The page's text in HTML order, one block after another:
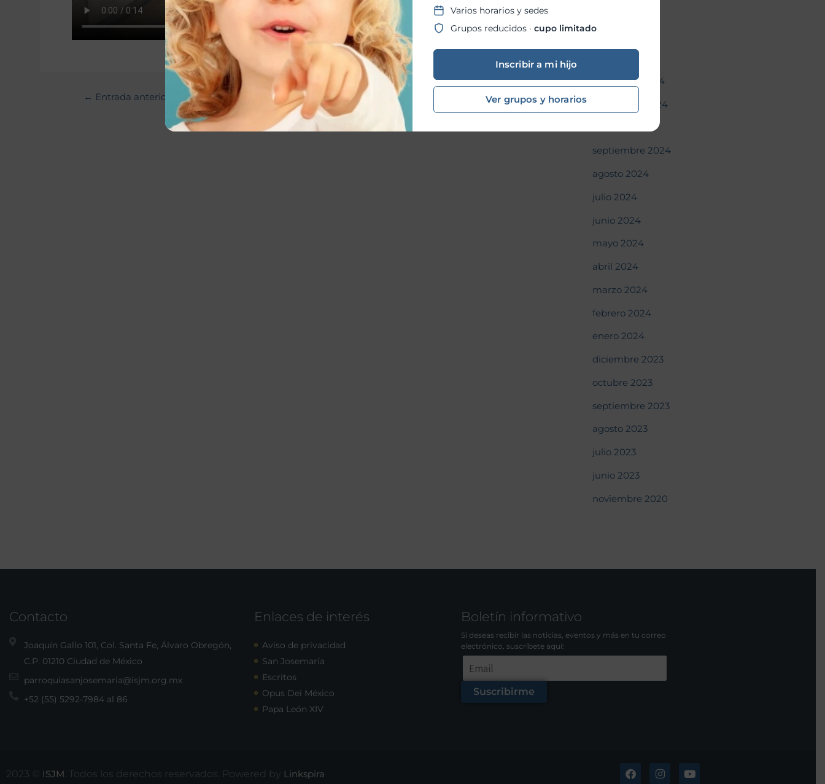
← Entrada anterior Entrada siguiente →
febrero 2025
diciembre 2024
noviembre 2024
septiembre 2024
agosto 2024
julio 2024
junio 2024
mayo 2024
abril 2024
marzo 2024
febrero 2024
enero 2024
diciembre 2023
octubre 2023
septiembre 2023
agosto 2023
julio 2023
junio 2023
noviembre 2020
Contacto
Joaquín Gallo 101, Col. Santa Fe, Álvaro Obregón,
C.P. 01210 Ciudad de México
parroquiasanjosemaria@isjm.org.mx
+52 (55) 5292-7984 al 86
Enlaces de interés
Aviso de privacidad
San Josemaría
Escritos
Opus Dei México
Papa León XIV
Boletín informativo
Si deseas recibir las noticias, eventos y más en tu correo
electrónico, suscríbete aquí:
Suscribirme
2023 © ISJM. Todos los derechos reservados. Powered by Linkspira
Varios horarios y sedes
Grupos reducidos · cupo limitado
Inscribir a mi hijo
Ver grupos y horarios